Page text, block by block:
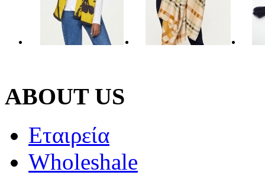
ABOUT US
Εταιρεία
Wholeshale